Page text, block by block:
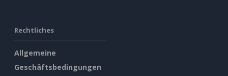
Rechtliches
Allgemeine
Geschäftsbedingungen